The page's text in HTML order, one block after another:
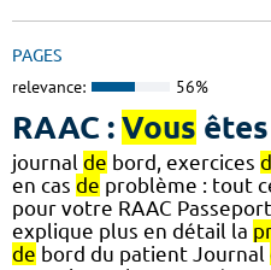
PAGES
relevance: 56%
RAAC : Vous
journal de bord, exercices
en cas de problème : tout
pour votre RAAC
explique plus en détail la
de bord du patient Journal